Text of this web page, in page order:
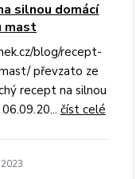
silnou domácí
mast
blog/recept-
převzato ze
recept na silnou
číst celé